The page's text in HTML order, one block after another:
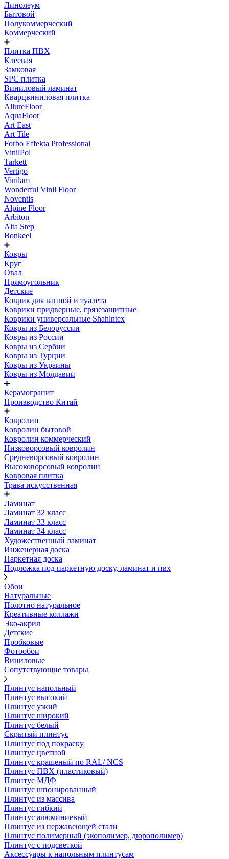
Линолеум
Бытовой
Полукоммерческий
Коммерческий
Плитка ПВХ
Клеевая
Замковая
SPC плитка
Виниловый ламинат
Кварцвиниловая плитка
AllureFloor
AquaFloor
Art East
Art Tile
Forbo Effekta Professional
VinilPol
Tarkett
Vertigo
Vinilam
Wonderful Vinil Floor
Noventis
Alpine Floor
Arbiton
Alta Step
Bonkeel
Ковры
Круг
Овал
Прямоугольник
Детские
Коврик для ванной и туалета
Коврики придверные, грязезащитные
Коврики универсальные Shahintex
Ковры из Белоруссии
Ковры из России
Ковры из Сербии
Ковры из Турции
Ковры из Украины
Ковры из Молдавии
Керамогранит
Производство Китай
Ковролин
Ковролин бытовой
Ковролин коммерческий
Низковорсовый ковролин
Средневорсовый ковролин
Высоковорсовый ковролин
Ковровая плитка
Трава искусственная
Ламинат
Ламинат 32 класс
Ламинат 33 класс
Ламинат 34 класс
Художественный ламинат
Инженерная доска
Паркетная доска
Подложка под паркетную доску, ламинат и пвх
Обои
Натуральные
Полотно натуральное
Креативные коллажи
Эко-акрил
Детские
Пробковые
Фотообои
Виниловые
Сопутствующие товары
Плинтус напольный
Плинтус высокий
Плинтус узкий
Плинтус широкий
Плинтус белый
Скрытый плинтус
Плинтус под покраску
Плинтус цветной
Плинтус крашеный по RAL/ NCS
Плинтус ПВХ (пластиковый)
Плинтус МДФ
Плинтус шпонированный
Плинтус из массива
Плинтус гибкий
Плинтус алюминиевый
Плинтус из нержавеющей стали
Плинтус полимерный (экополимер, дюрополимер)
Плинтус с подсветкой
Аксессуары к напольным плинтусам